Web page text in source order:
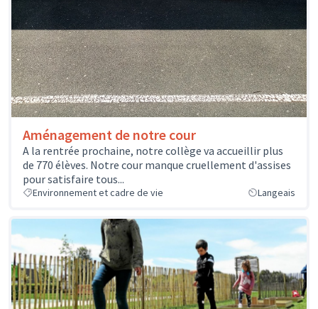
Aménagement de notre cour
A la rentrée prochaine, notre collège va accueillir plus
de 770 élèves. Notre cour manque cruellement d'assises
pour satisfaire tous...
Environnement et cadre de vie Langeais